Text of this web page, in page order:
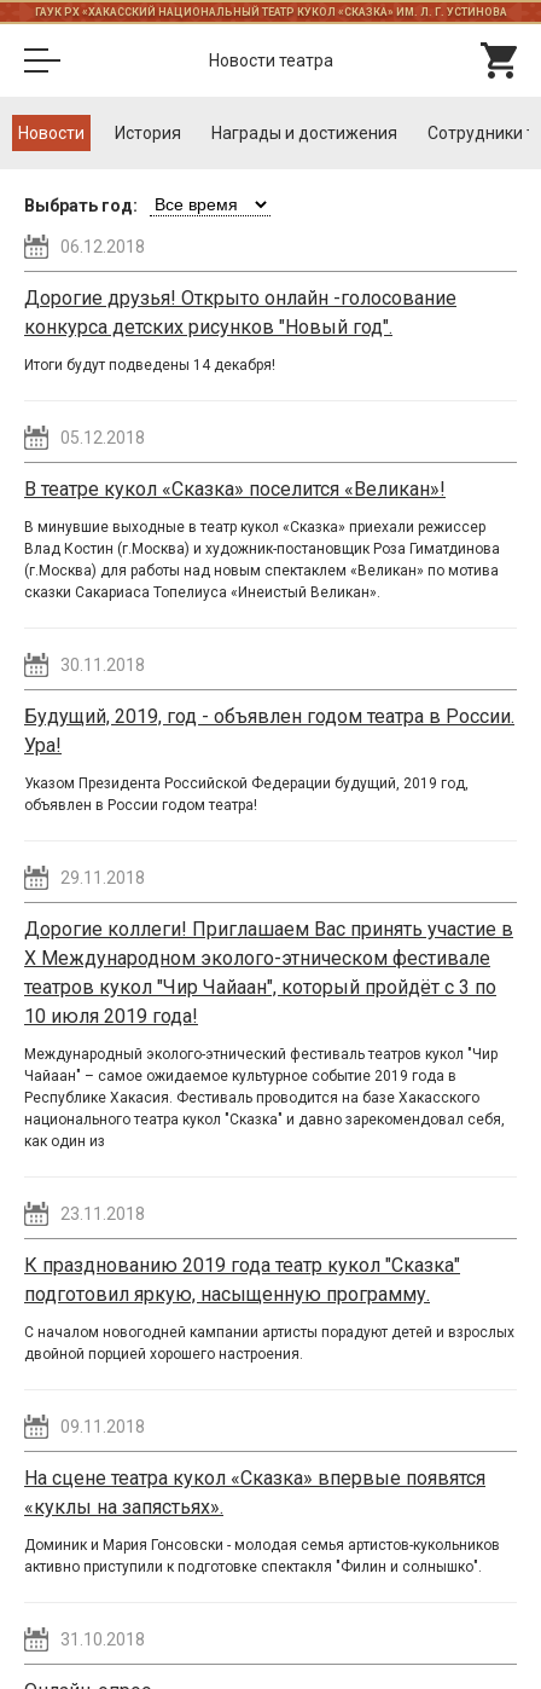
ГАУК РХ «ХАКАССКИЙ НАЦИОНАЛЬНЫЙ ТЕАТР КУКОЛ «СКАЗКА» ИМ. Л. Г. УСТИНОВА
Новости театра
Новости История Награды и достижения Cотрудники
Выбрать год:
06.12.2018
Дорогие друзья! Открыто онлайн -голосование
конкурса детских рисунков "Новый год".
Итоги будут подведены 14 декабря!
05.12.2018
В театре кукол «Сказка» поселится «Великан»!
В минувшие выходные в театр кукол «Сказка» приехали режиссер
Влад Костин (г.Москва) и художник-постановщик Роза Гиматдинова
(г.Москва) для работы над новым спектаклем «Великан» по мотива
сказки Сакариаса Топелиуса «Инеистый Великан».
30.11.2018
Будущий, 2019, год - объявлен годом театра в России.
Ура!
Указом Президента Российской Федерации будущий, 2019 год,
объявлен в России годом театра!
29.11.2018
Дорогие коллеги! Приглашаем Вас принять участие в
Х Международном эколого-этническом фестивале
театров кукол "Чир Чайаан", который пройдёт с 3 по
10 июля 2019 года!
Международный эколого-этнический фестиваль театров кукол "Чир
Чайаан" – самое ожидаемое культурное событие 2019 года в
Республике Хакасия. Фестиваль проводится на базе Хакасского
национального театра кукол "Сказка" и давно зарекомендовал себя,
как один из
23.11.2018
К празднованию 2019 года театр кукол "Сказка"
подготовил яркую, насыщенную программу.
С началом новогодней кампании артисты порадуют детей и взрослых
двойной порцией хорошего настроения.
09.11.2018
На сцене театра кукол «Сказка» впервые появятся
«куклы на запястьях».
Доминик и Мария Гонсовски - молодая семья артистов-кукольников
активно приступили к подготовке спектакля "Филин и солнышко".
31.10.2018